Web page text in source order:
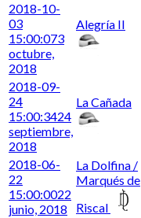
2018-10-
03
15:00:073
octubre,
2018
Alegría II
2018-09-
24
15:00:3424
septiembre,
2018
La Cañada
2018-06-
22
15:00:0022
junio, 2018
La Dolfina /
Marqués de
Riscal